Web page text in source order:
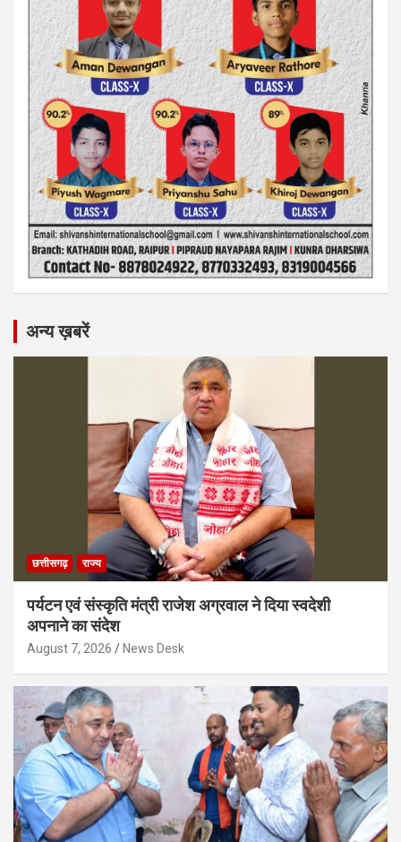
अन्य ख़बरें
छत्तीसगढ़ राज्य
पर्यटन एवं संस्कृति मंत्री राजेश अग्रवाल ने दिया स्वदेशी
अपनाने का संदेश
August 7, 2026 News Desk